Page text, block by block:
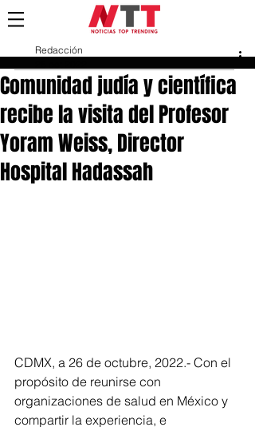
Comunidad judía y científica
recibe la visita del Profesor
Yoram Weiss, Director
Hospital Hadassah
Redacción
CDMX, a 26 de octubre, 2022.- Con el
propósito de reunirse con
organizaciones de salud en México y
compartir la experiencia, e